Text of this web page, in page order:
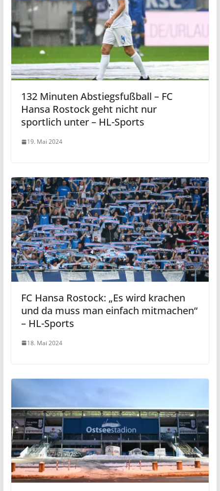
132 Minuten Abstiegsfußball – FC
Hansa Rostock geht nicht nur
sportlich unter – HL-Sports
19. Mai 2024
FC Hansa Rostock: „Es wird krachen
und da muss man einfach mitmachen“
– HL-Sports
18. Mai 2024